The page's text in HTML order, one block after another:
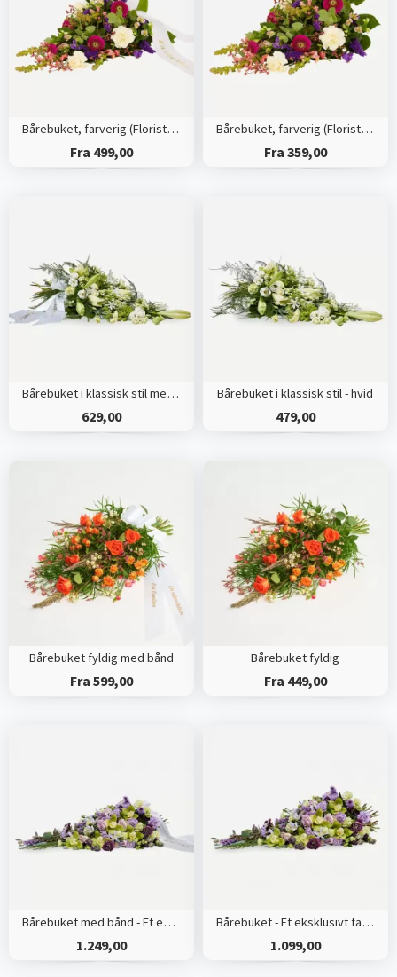
Bårebuket, farverig (Floristens kreative valg) med bånd
Fra 499,00
Bårebuket, farverig (Floristens kreative valg)
Fra 359,00
Bårebuket i klassisk stil med bånd - hvid
629,00
Bårebuket i klassisk stil - hvid
479,00
Bårebuket fyldig med bånd
Fra 599,00
Bårebuket fyldig
Fra 449,00
Bårebuket med bånd - Et eksklusivt farvel
1.249,00
Bårebuket - Et eksklusivt farvel
1.099,00